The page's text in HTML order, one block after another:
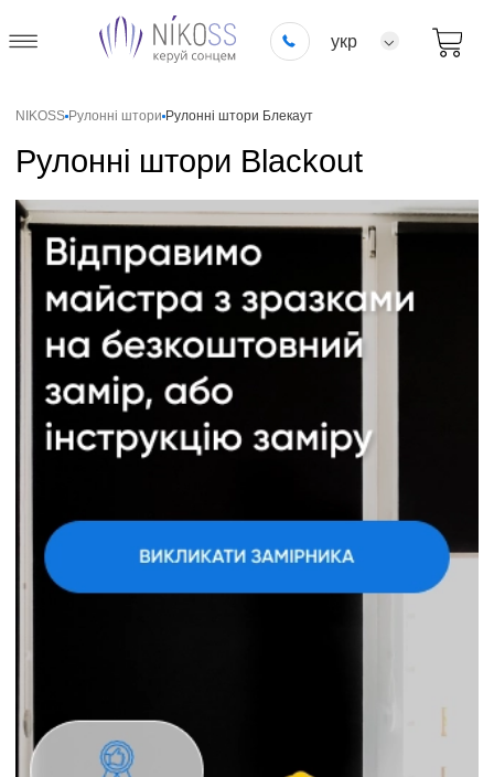
укр
NIKOSS Рулонні штори Рулонні штори Блекаут
Рулонні штори Blackout